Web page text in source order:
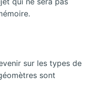
sur les types de
sont